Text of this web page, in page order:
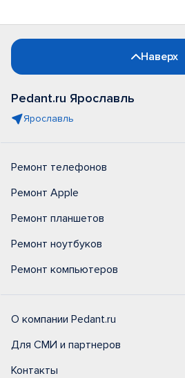
Наверх
Pedant.ru Ярославль
Ярославль
Ремонт телефонов
Ремонт Apple
Ремонт планшетов
Ремонт ноутбуков
Ремонт компьютеров
О компании Pedant.ru
Для СМИ и партнеров
Контакты